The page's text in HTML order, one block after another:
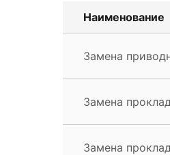
Наименование
Замена
Замена
Замена